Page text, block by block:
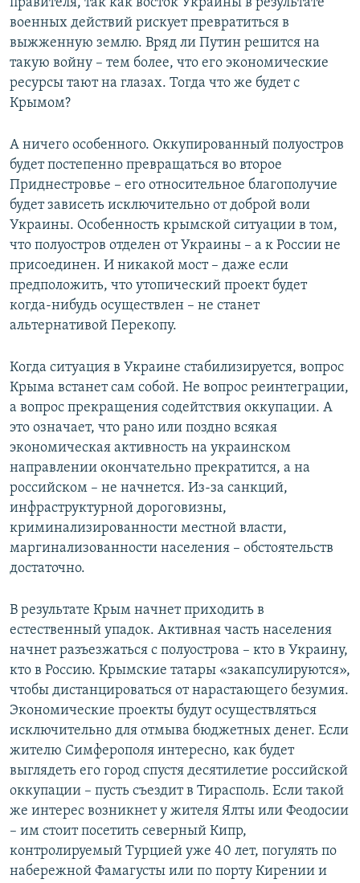
правителя, так как восток Украины в результате
военных действий рискует превратиться в
выжженную землю. Вряд ли Путин решится на
такую войну – тем более, что его экономические
ресурсы тают на глазах. Тогда что же будет с
Крымом?
А ничего особенного. Оккупированный полуостров
будет постепенно превращаться во второе
Приднестровье – его относительное благополучие
будет зависеть исключительно от доброй воли
Украины. Особенность крымской ситуации в том,
что полуостров отделен от Украины – а к России не
присоединен. И никакой мост – даже если
предположить, что утопический проект будет
когда-нибудь осуществлен – не станет
альтернативой Перекопу.
Когда ситуация в Украине стабилизируется, вопрос
Крыма встанет сам собой. Не вопрос реинтеграции,
а вопрос прекращения содейтствия оккупации. А
это означает, что рано или поздно всякая
экономическая активность на украинском
направлении окончательно прекратится, а на
российском – не начнется. Из-за санкций,
инфраструктурной дороговизны,
криминализированности местной власти,
маргинализованности населения – обстоятельств
достаточно.
В результате Крым начнет приходить в
естественный упадок. Активная часть населения
начнет разъезжаться с полуострова – кто в Украину,
кто в Россию. Крымские татары «закапсулируются»,
чтобы дистанцироваться от нарастающего безумия.
Экономические проекты будут осуществляться
исключительно для отмыва бюджетных денег. Если
жителю Симферополя интересно, как будет
выглядеть его город спустя десятилетие российской
оккупации – пусть съездит в Тирасполь. Если такой
же интерес возникнет у жителя Ялты или Феодосии
– им стоит посетить северный Кипр,
контролируемый Турцией уже 40 лет, погулять по
набережной Фамагусты или по порту Кирении и